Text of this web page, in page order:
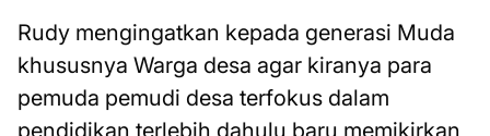
Rudy mengingatkan kepada generasi Muda
khususnya Warga desa agar kiranya para
pemuda pemudi desa terfokus dalam
pendidikan terlebih dahulu baru memikirkan